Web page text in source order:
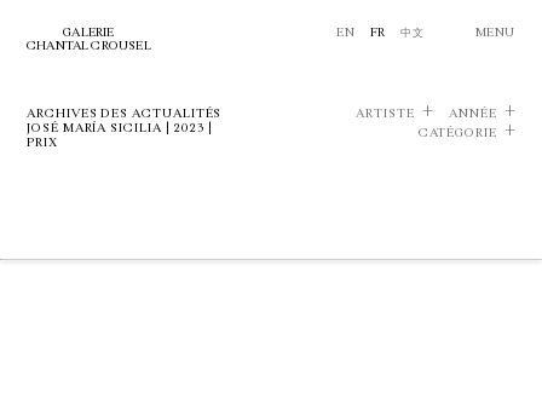
GALERIE
CHANTAL CROUSEL
EN FR 中文 MENU
ARCHIVES DES ACTUALITÉS
JOSÉ MARÍA SICILIA | 2023 |
PRIX
ARTISTE
ANNÉE
CATÉGORIE